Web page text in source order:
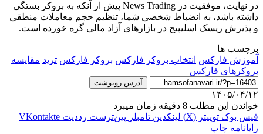
در نهایت، موفقیت در News Trading پیش از آنکه به بروکر بستگی
داشته باشد، به انضباط شخصی شما، تنظیم حجم معاملات منطقی
و پذیرش ریسک اسلیپیج در بازارهای آزاد مالی گره خورده است.
برچسب ها
آموزش فارکس انتخاب بروکر فارکس بروکر فارکس ترید مقایسه
بروکرهای فارکس
آدرس رونوشت
۱۴۰۵/۰۴/۱۲
خواندن این مطلب 8 دقیقه زمان میبرد
فیس بوک توییتر (X) لینکدین ‫تامبلر ‫پین‌ترست ‫رددیت ‫VKontakte
رایانامه چاپ